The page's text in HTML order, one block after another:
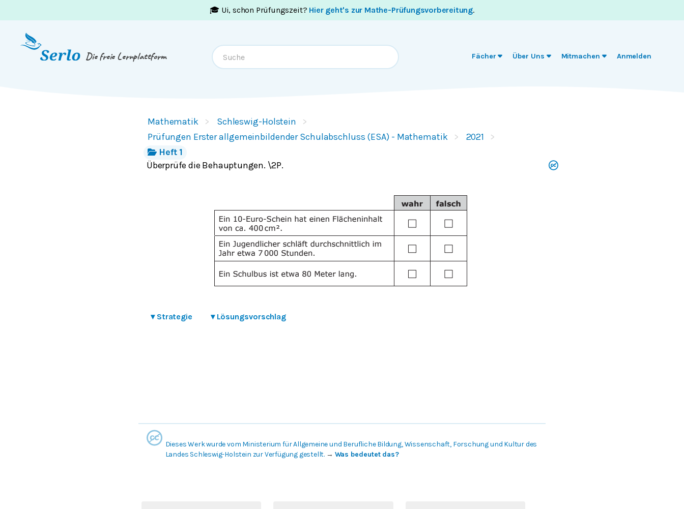
🎓 Ui, schon Prüfungszeit? Hier geht's zur Mathe-Prüfungsvorbereitung.
Die freie Lernplattform Fächer Über Uns Mitmachen Anmelden
Mathematik
Schleswig-Holstein
Prüfungen Erster allgemeinbildender Schulabschluss (ESA) - Mathematik
2021
Heft 1
Überprüfe die Behauptungen. \2P.
▾ Strategie ▾ Lösungsvorschlag
Dieses Werk wurde vom Ministerium für Allgemeine und Berufliche Bildung, Wissenschaft, Forschung und Kultur des
Landes Schleswig-Holstein zur Verfügung gestellt. → Was bedeutet das?